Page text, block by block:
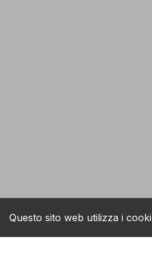
shopping_cart B2B Shop Online
Questo sito web utilizza i